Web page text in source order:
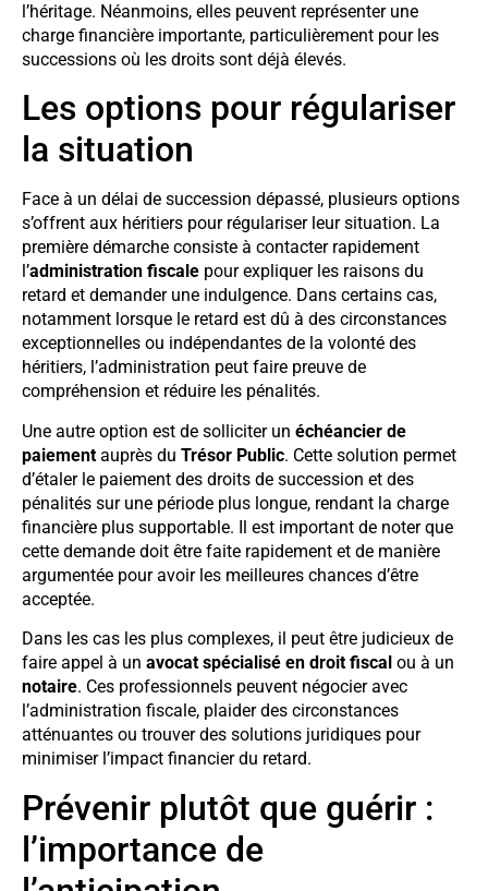
l’héritage. Néanmoins, elles peuvent représenter une
charge financière importante, particulièrement pour les
successions où les droits sont déjà élevés.
Les options pour régulariser
la situation
Face à un délai de succession dépassé, plusieurs options
s’offrent aux héritiers pour régulariser leur situation. La
première démarche consiste à contacter rapidement
l’administration fiscale pour expliquer les raisons du
retard et demander une indulgence. Dans certains cas,
notamment lorsque le retard est dû à des circonstances
exceptionnelles ou indépendantes de la volonté des
héritiers, l’administration peut faire preuve de
compréhension et réduire les pénalités.
Une autre option est de solliciter un échéancier de
paiement auprès du Trésor Public. Cette solution permet
d’étaler le paiement des droits de succession et des
pénalités sur une période plus longue, rendant la charge
financière plus supportable. Il est important de noter que
cette demande doit être faite rapidement et de manière
argumentée pour avoir les meilleures chances d’être
acceptée.
Dans les cas les plus complexes, il peut être judicieux de
faire appel à un avocat spécialisé en droit fiscal ou à un
notaire. Ces professionnels peuvent négocier avec
l’administration fiscale, plaider des circonstances
atténuantes ou trouver des solutions juridiques pour
minimiser l’impact financier du retard.
Prévenir plutôt que guérir :
l’importance de